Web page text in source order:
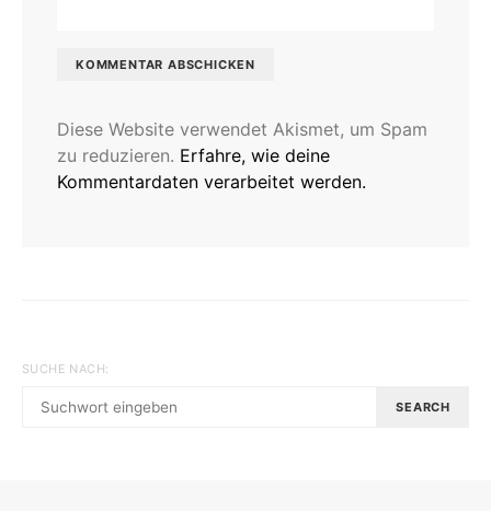
Diese Website verwendet Akismet, um Spam
zu reduzieren. Erfahre, wie deine
Kommentardaten verarbeitet werden.
SUCHE NACH:
SEARCH